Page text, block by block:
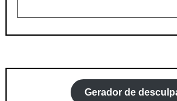
Gerador de